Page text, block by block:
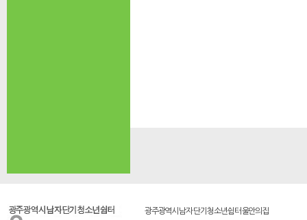
광주광역시 남자 단기 청소년쉼터 울안의집